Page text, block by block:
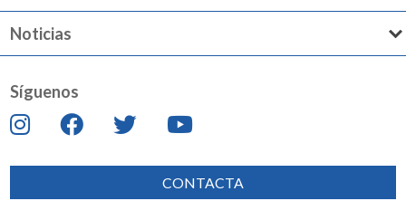
Noticias
Síguenos
CONTACTA